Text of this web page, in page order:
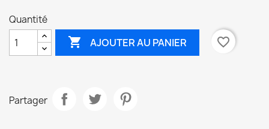
Quantité
 AJOUTER AU PANIER favorite_border
Partager